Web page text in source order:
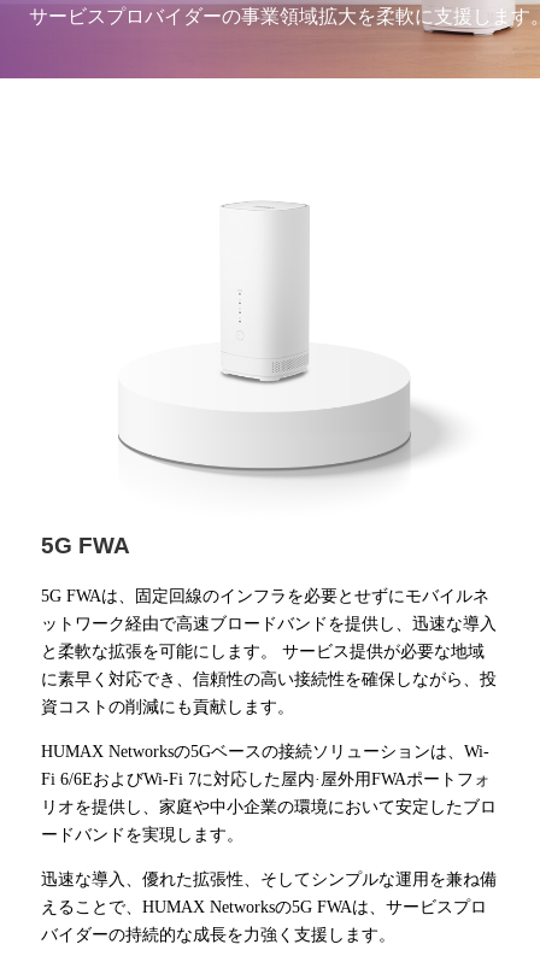
サービスプロバイダーの事業領域拡大を柔軟に支援します
5G FWA
5G FWAは、固定回線のインフラを必要とせずにモバイルネ
ットワーク経由で高速ブロードバンドを提供し、迅速な導入
と柔軟な拡張を可能にします。 サービス提供が必要な地域
に素早く対応でき、信頼性の高い接続性を確保しながら、投
資コストの削減にも貢献します。
HUMAX Networksの5Gベースの接続ソリューションは、Wi-
Fi 6/6EおよびWi-Fi 7に対応した屋内·屋外用FWAポートフォ
リオを提供し、家庭や中小企業の環境において安定したブロ
ードバンドを実現します。
迅速な導入、優れた拡張性、そしてシンプルな運用を兼ね備
えることで、HUMAX Networksの5G FWAは、サービスプロ
バイダーの持続的な成長を力強く支援します。